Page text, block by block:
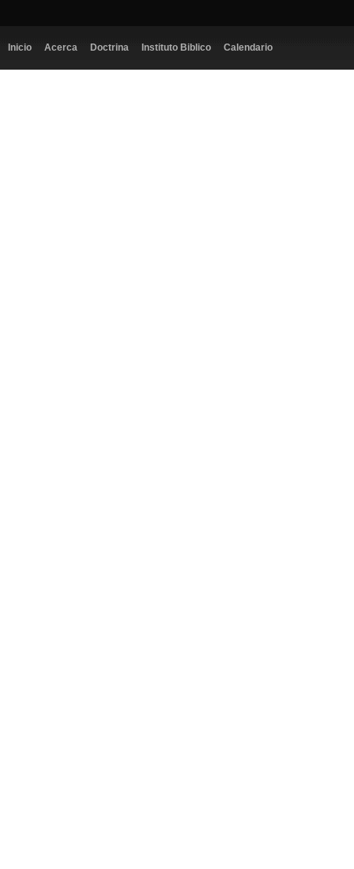
Inicio Acerca Doctrina Instituto Biblico Calendario